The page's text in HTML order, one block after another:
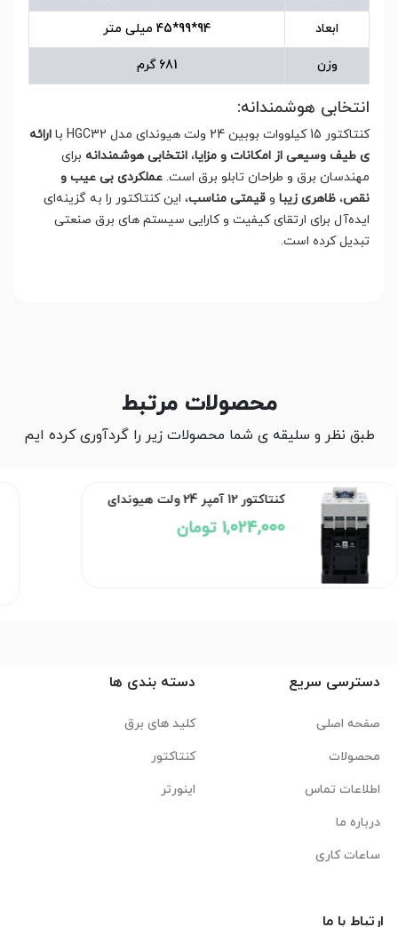
ابعاد 94*99*45 میلی متر
وزن 681 گرم
انتخابی هوشمندانه:
کنتاکتور 15 کیلووات بوبین 24 ولت هیوندای مدل HGC32 با
ارائه
ی طیف وسیعی از امکانات و مزایا، انتخابی هوشمندانه برای
مهندسان برق و طراحان تابلو برق است. عملکردی بی عیب و
نقص، ظاهری زیبا و قیمتی مناسب، این کنتاکتور را به گزینه‌ای
ایده‌آل برای ارتقای کیفیت و کارایی سیستم های برق صنعتی
تبدیل کرده است.
محصولات مرتبط
طبق نظر و سلیقه ی شما محصولات زیر را گردآوری کرده ایم
کنتاکتور 12 آمپر 24 ولت هیوندای
1,024,000 تومان
دسترسی سریع
صفحه اصلی
محصولات
اطلاعات تماس
درباره ما
ساعات کاری
دسته بندی ها
کلید های برق
کنتاکتور
اینورتر
ارتباط با ما